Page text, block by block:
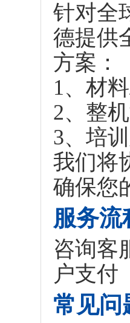
针对全
德提供
方案：
1、材
2、整
3、培
我们将
确保您
服务流
咨询客
户支付
常见问